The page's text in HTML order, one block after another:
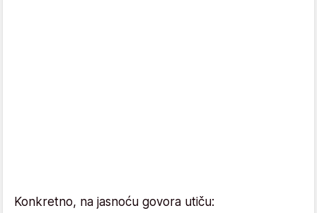
Konkretno, na jasnoću govora utiču: